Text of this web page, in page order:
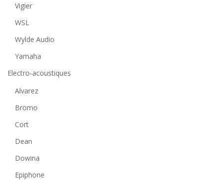
Vigier
WSL
Wylde Audio
Yamaha
Electro-acoustiques
Alvarez
Bromo
Cort
Dean
Dowina
Epiphone